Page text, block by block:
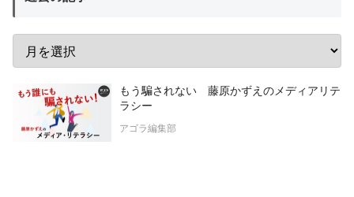
もう騙されない 藤原かずえのメディアリテ
ラシー
アゴラ編集部